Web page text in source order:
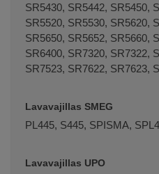
SR5430, SR5442, SR5450,
SR5520, SR5530, SR5620,
SR5650, SR5652, SR5660,
SR6400, SR7320, SR7322,
SR7523, SR7622, SR7623,
Lavavajillas SMEG
PL445, S445, SPISMA,
Lavavajillas UPO